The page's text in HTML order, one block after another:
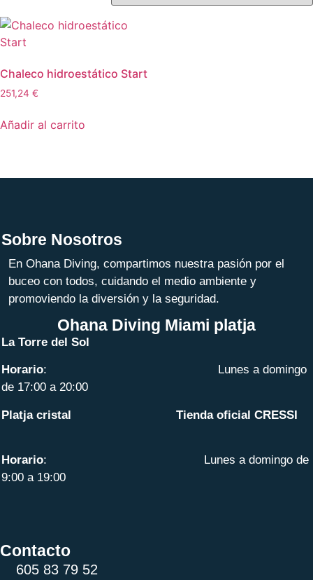
Chaleco hidroestático Start
251,24 €
Añadir al carrito
Sobre Nosotros
En Ohana Diving, compartimos nuestra pasión por el
buceo con todos, cuidando el medio ambiente y
promoviendo la diversión y la seguridad.
Ohana Diving Miami platja
La Torre del Sol
Horario: Lunes a domingo
de 17:00 a 20:00
Platja cristal Tienda oficial CRESSI
Horario: Lunes a domingo de
9:00 a 19:00
Contacto
605 83 79 52